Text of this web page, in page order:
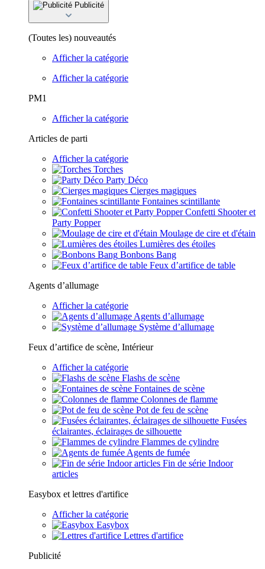
Publicité
(Toutes les) nouveautés
Afficher la catégorie
Afficher la catégorie
PM1
Afficher la catégorie
Articles de parti
Afficher la catégorie
Torches
Party Déco
Cierges magiques
Fontaines scintillante
Confetti Shooter et
Party Popper
Moulage de cire et d'étain
Lumières des étoiles
Bonbons Bang
Feux d’artifice de table
Agents d’allumage
Afficher la catégorie
Agents d’allumage
Système d’allumage
Feux d’artifice de scène, Intérieur
Afficher la catégorie
Flashs de scène
Fontaines de scène
Colonnes de flamme
Pot de feu de scène
Fusées
éclairantes, éclairages de silhouette
Flammes de cylindre
Agents de fumée
Fin de série Indoor
articles
Easybox et lettres d'artifice
Afficher la catégorie
Easybox
Lettres d'artifice
Publicité